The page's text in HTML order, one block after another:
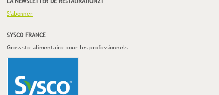
LA NEWSLETTER DE RESTAURATION21
S'abonner
SYSCO FRANCE
Grossiste alimentaire pour les professionnels